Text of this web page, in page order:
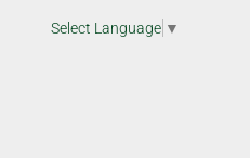
Select Language ▼